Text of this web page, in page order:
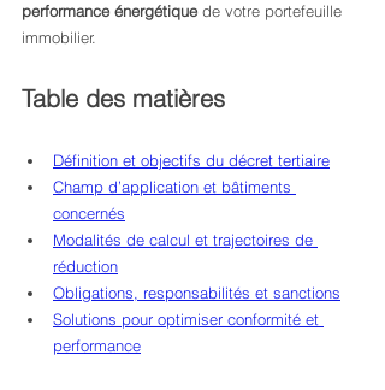
performance énergétique de votre portefeuille
immobilier.
Table des matières
Définition et objectifs du décret tertiaire
Champ d’application et bâtiments
concernés
Modalités de calcul et trajectoires de
réduction
Obligations, responsabilités et sanctions
Solutions pour optimiser conformité et
performance